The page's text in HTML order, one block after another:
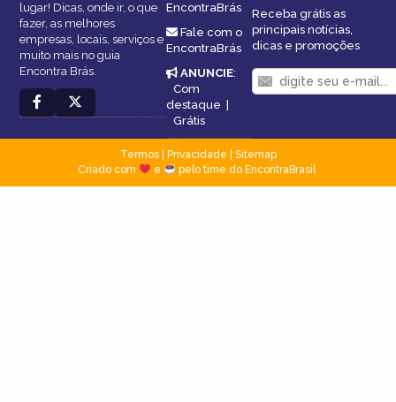
lugar! Dicas, onde ir, o que
fazer, as melhores
empresas, locais, serviços e
muito mais no guia
Encontra Brás.
EncontraBrás
Fale com o
EncontraBrás
ANUNCIE:
Com
destaque
Grátis
Receba grátis as
principais notícias,
dicas e promoções
Termos| Privacidade
Sitemap
Criado com
e pelo time do EncontraBrasil